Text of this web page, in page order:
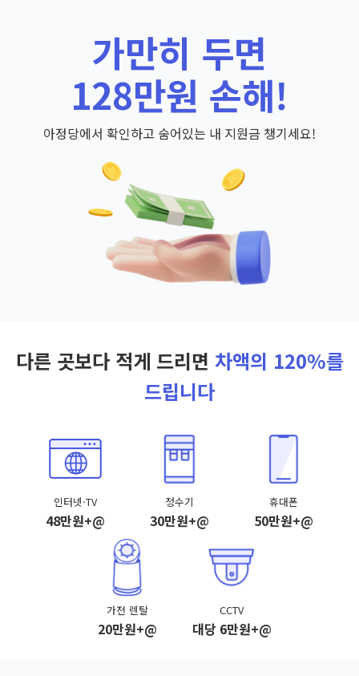
가만히 두면
128만원 손해!
아정당에서 확인하고 숨어있는 내 지원금 챙기세요!
다른 곳보다 적게 드리면 차액의 120%를
드립니다
인터넷·TV
48만원+@
정수기
30만원+@
휴대폰
50만원+@
가전 렌탈
20만원+@
CCTV
대당 6만원+@